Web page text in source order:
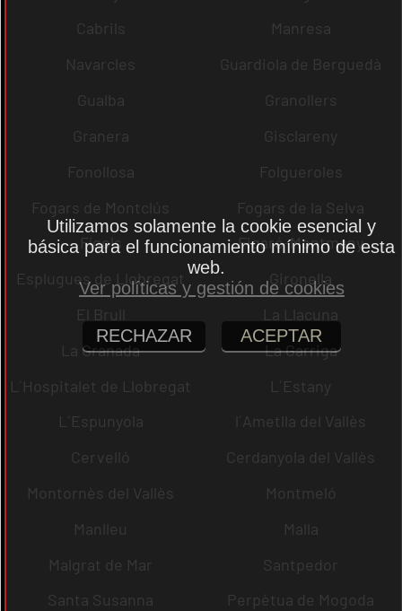
Cabrils
Manresa
Navarcles
Guardiola de Berguedà
Gualba
Granollers
Granera
Gisclareny
Fonollosa
Folgueroles
Fogars de Montclús
Fogars de la Selva
Fígols
Figaró-Montmany
Esplugues de Llobregat
Gironella
El Brull
La Llacuna
La Granada
La Garriga
L´Hospitalet de Llobregat
L´Estany
L´Espunyola
l´Ametlla del Vallès
Cervelló
Cerdanyola del Vallès
Montornès del Vallès
Montmeló
Manlleu
Malla
Malgrat de Mar
Santpedor
Santa Susanna
Perpètua de Mogoda
Utilizamos solamente la cookie esencial y
básica para el funcionamiento mínimo de esta
web.
Ver políticas y gestión de cookies
RECHAZAR ACEPTAR